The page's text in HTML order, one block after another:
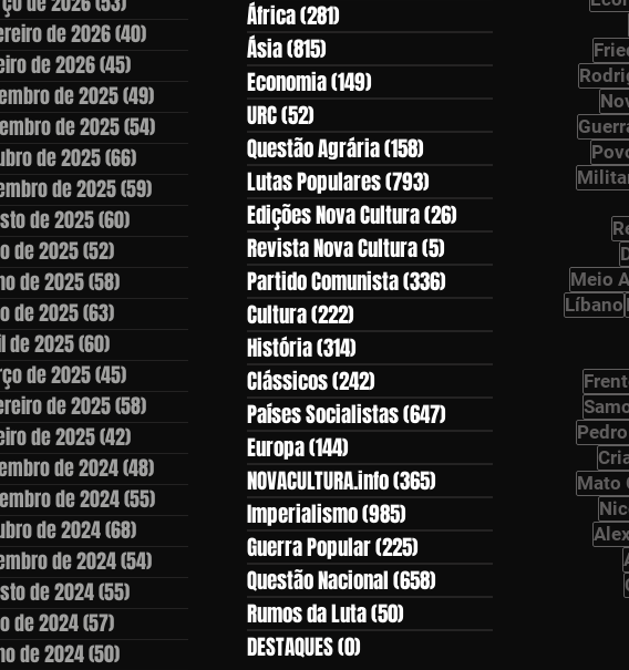
de 2026(40)
de 2026(45)
de 2025(49)
de 2025(54)
de 2025(66)
de 2025(59)
de 2025(60)
de 2025(52)
de 2025(58)
de 2025(63)
de 2025(60)
de 2025(45)
de 2025(58)
de 2025(42)
de 2024(48)
de 2024(55)
de 2024(68)
de 2024(54)
de 2024(55)
de 2024(57)
de 2024(50)
África(281)
Ásia(815)
Economia(149)
URC(52)
Questão Agrária(158)
Lutas Populares(793)
Edições Nova Cultura(26)
Revista Nova Cultura(5)
Partido Comunista(336)
Cultura(222)
História(314)
Clássicos(242)
Países Socialistas(647)
Europa(144)
NOVACULTURA.info(365)
Imperialismo(985)
Guerra Popular(225)
Questão Nacional(658)
Rumos da Luta(50)
DESTAQUES(0)
Meio
Líbano
Mato